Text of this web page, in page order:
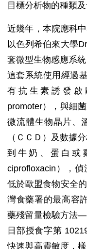
目標分析物的種類及
近幾年，本院應科
以色列希伯來大學
套微型生物感應系
這套系統使用經過
有抗生素誘發啟
promoter），與細
微流體生物晶片、
（ＣＣＤ）及數據
到牛奶、蛋白或
ciprofloxacin），
低於歐盟食物安全
灣食藥署的最高容
藥殘留量檢驗方法
日部授食字第
快速與高靈敏度，